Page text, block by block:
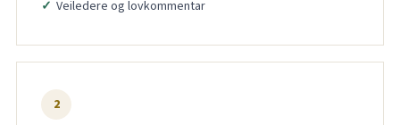
Veiledere og lovkommentar
2